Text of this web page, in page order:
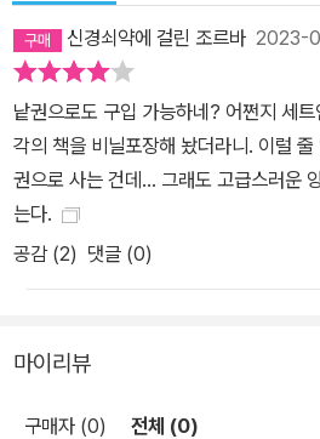
신경쇠약에 걸린 조르바 2023-
낱권으로도 구입 가능하네? 어쩐지 세
각의 책을 비닐포장해 놨더라니. 이럴
권으로 사는 건데... 그래도 고급스러운
는다.
공감 (2) 댓글 (0)
마이리뷰
구매자 (0) 전체 (0)